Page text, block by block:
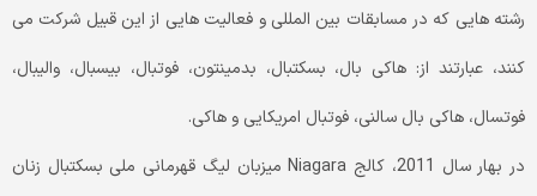
رشته هایی که در مسابقات بین المللی و فعالیت هایی از این قبیل شرکت می
کنند، عبارتند از: هاکی بال، بسکتبال، بدمینتون، فوتبال، بیسبال، والیبال،
فوتسال، هاکی بال سالنی، فوتبال امریکایی و هاکی.
در بهار سال 2011، کالج Niagara میزبان لیگ قهرمانی ملی بسکتبال زنان